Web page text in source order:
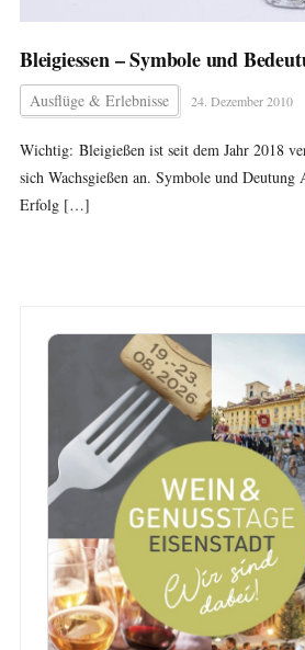
Bleigiessen – Symbole und
Ausflüge & Erlebnisse 24. Dezember 2010
Wichtig: Bleigießen ist seit dem Jahr 2018
sich Wachsgießen an. Symbole und
Erfolg […]